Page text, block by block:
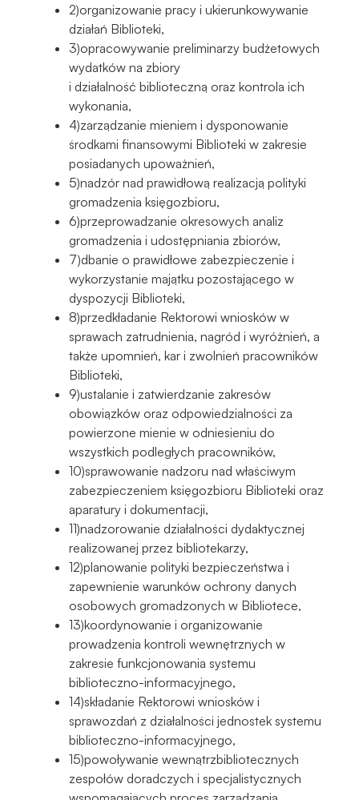
2)organizowanie pracy i ukierunkowywanie
działań Biblioteki,
3)opracowywanie preliminarzy budżetowych
wydatków na zbiory
i działalność biblioteczną oraz kontrola ich
wykonania,
4)zarządzanie mieniem i dysponowanie
środkami finansowymi Biblioteki w zakresie
posiadanych upoważnień,
5)nadzór nad prawidłową realizacją polityki
gromadzenia księgozbioru,
6)przeprowadzanie okresowych analiz
gromadzenia i udostępniania zbiorów,
7)dbanie o prawidłowe zabezpieczenie i
wykorzystanie majątku pozostającego w
dyspozycji Biblioteki,
8)przedkładanie Rektorowi wniosków w
sprawach zatrudnienia, nagród i wyróżnień, a
także upomnień, kar i zwolnień pracowników
Biblioteki,
9)ustalanie i zatwierdzanie zakresów
obowiązków oraz odpowiedzialności za
powierzone mienie w odniesieniu do
wszystkich podległych pracowników,
10)sprawowanie nadzoru nad właściwym
zabezpieczeniem księgozbioru Biblioteki oraz
aparatury i dokumentacji,
11)nadzorowanie działalności dydaktycznej
realizowanej przez bibliotekarzy,
12)planowanie polityki bezpieczeństwa i
zapewnienie warunków ochrony danych
osobowych gromadzonych w Bibliotece,
13)koordynowanie i organizowanie
prowadzenia kontroli wewnętrznych w
zakresie funkcjonowania systemu
biblioteczno-informacyjnego,
14)składanie Rektorowi wniosków i
sprawozdań z działalności jednostek systemu
biblioteczno-informacyjnego,
15)powoływanie wewnątrzbibliotecznych
zespołów doradczych i specjalistycznych